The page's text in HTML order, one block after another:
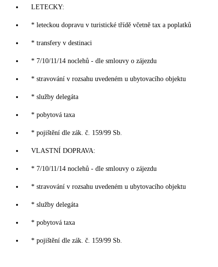
LETECKY:
* leteckou dopravu v turistické třídě včetně tax a poplatků
* transfery v destinaci
* 7/10/11/14 noclehů - dle smlouvy o zájezdu
* stravování v rozsahu uvedeném u ubytovacího objektu
* služby delegáta
* pobytová taxa
* pojištění dle zák. č. 159/99 Sb.
VLASTNÍ DOPRAVA:
* 7/10/11/14 noclehů - dle smlouvy o zájezdu
* stravování v rozsahu uvedeném u ubytovacího objektu
* služby delegáta
* pobytová taxa
* pojištění dle zák. č. 159/99 Sb.